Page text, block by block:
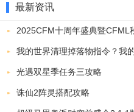
最新资讯
2025CFM十周年盛典暨CFML
我的世界清理掉落物指令？我
光遇双星季任务三攻略
诛仙2阵灵搭配攻略